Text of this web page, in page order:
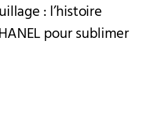
: l’histoire
pour sublimer